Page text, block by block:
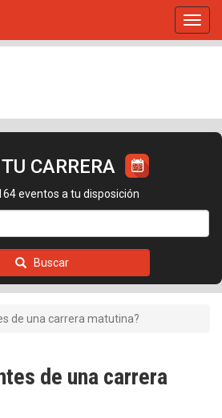
CARRERA
eventos a tu disposición
Buscar
de una carrera matutina?
de una carrera